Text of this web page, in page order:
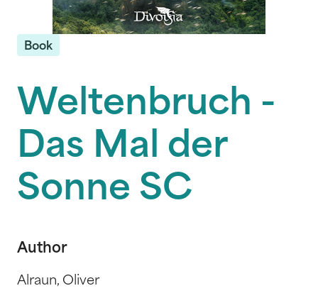
Book
Weltenbruch -
Das Mal der
Sonne SC
Author
Alraun, Oliver